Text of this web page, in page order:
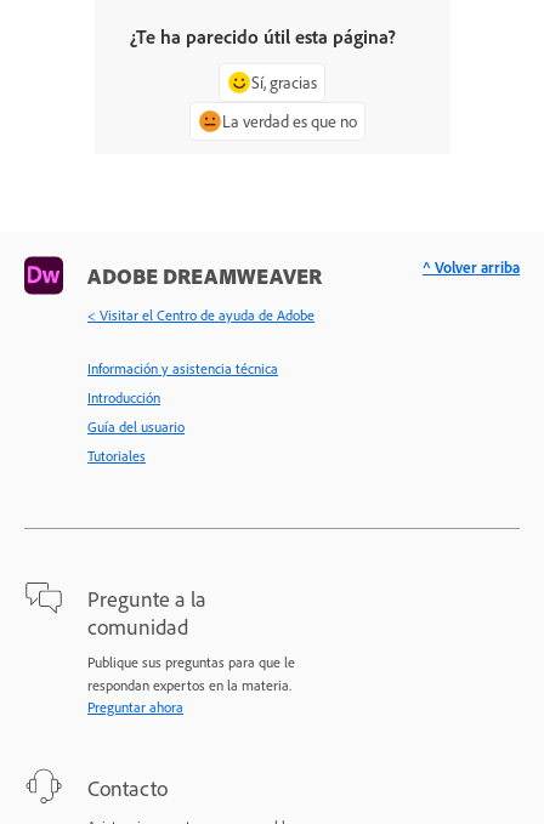
¿Te ha parecido útil esta página?
Sí, gracias
La verdad es que no
ADOBE DREAMWEAVER
< Visitar el Centro de ayuda de Adobe
Información y asistencia técnica
Introducción
Guía del usuario
Tutoriales
Pregunte a la
comunidad
Publique sus preguntas para que le
respondan expertos en la materia.
Preguntar ahora
Contacto
^ Volver arriba